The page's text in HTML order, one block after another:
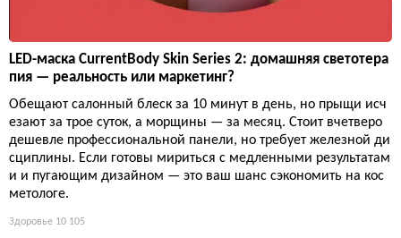
LED-маска CurrentBody Skin Series 2: домашняя светотера
пия — реальность или маркетинг?
Обещают салонный блеск за 10 минут в день, но прыщи исч
езают за трое суток, а морщины — за месяц. Стоит вчетверо
дешевле профессиональной панели, но требует железной ди
сциплины. Если готовы мириться с медленными результатам
и и пугающим дизайном — это ваш шанс сэкономить на кос
метологе.
Здоровье 10 105